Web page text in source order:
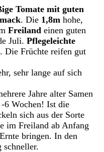
Tomate mit guten
. Die 1,8m hohe,
Freiland einen guten
Juli. Pflegeleichte
. Die Früchte reifen gut
sehr lange auf sich
Jahre alter Samen
6 Wochen! Ist die
sich aus der Sorte
im Freiland ab Anfang
bringen. In den
schneller.